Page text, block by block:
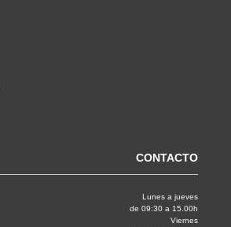
CONTACTO
Lunes a jueves
de 09:30 a 15.00h
Viernes